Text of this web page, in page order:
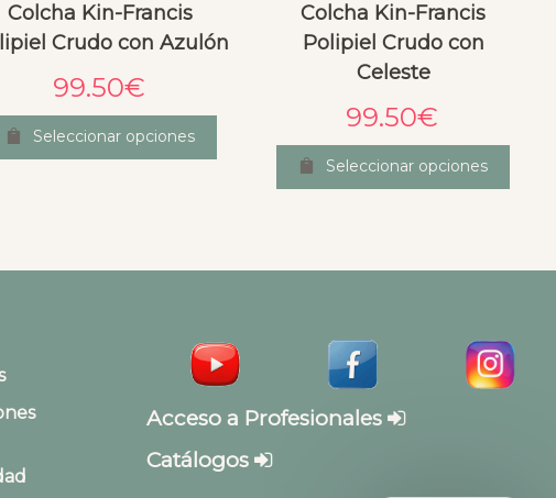
Colcha Kin-Francis
Crudo con Azulón
99.50€
Seleccionar opciones
Colcha Kin-Francis
Polipiel Crudo con
Celeste
99.50€
Seleccionar opciones
Acceso a Profesionales
Catálogos